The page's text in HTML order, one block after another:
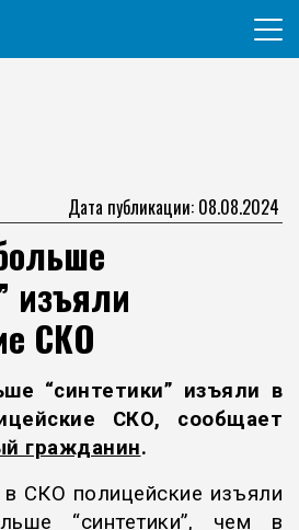
гражданин
Дата публикации: 08.08.2024
изъяли
СКО
“синтетики” изъяли в
СКО, сообщает
гражданин.
в СКО полицейские изъяли
“синтетики”, чем в